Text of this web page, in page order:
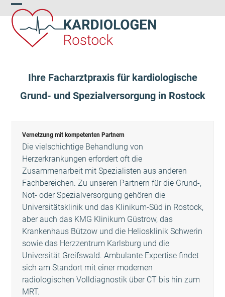
Skip
to
content
Open
mobile
menu
Close
mobile
menu
Ihre Facharztpraxis für kardiologische
Grund- und Spezialversorgung in Rostock
and
right
arrow
keys
access
carousel
navigation
buttons
Vernetzung mit kompetenten Partnern
Die vielschichtige Behandlung von
Herzerkrankungen erfordert oft die
Zusammenarbeit mit Spezialisten aus anderen
Fachbereichen. Zu unseren Partnern für die Grund-,
Not- oder Spezialversorgung gehören die
Universitätsklinik und das Klinikum-Süd in Rostock,
aber auch das KMG Klinikum Güstrow, das
Krankenhaus Bützow und die Heliosklinik Schwerin
sowie das Herzzentrum Karlsburg und die
Universität Greifswald. Ambulante Expertise findet
sich am Standort mit einer modernen
radiologischen Volldiagnostik über CT bis hin zum
MRT.